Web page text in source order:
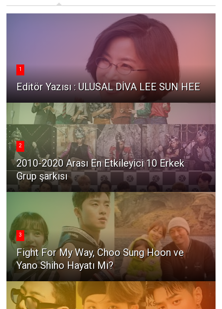
1
Editör Yazısı : ULUSAL DİVA LEE SUN HEE
2
2010-2020 Arası En Etkileyici 10 Erkek
Grup şarkısı
3
Fight For My Way, Choo Sung Hoon ve
Yano Shiho Hayatı Mı?